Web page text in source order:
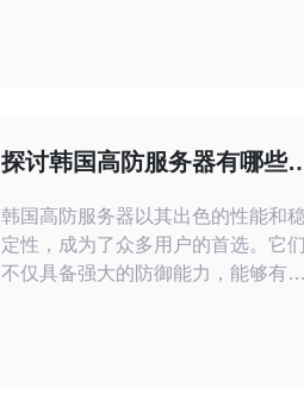
群还可以分散风险，一旦其中一个
受到影响，其他网站仍然可以保持
探讨韩国高防服务器有哪些
韩国高防服务器以其出色的性能和稳
定性，成为了众多用户的首选。它们
不仅具备强大的防御能力，能够有效